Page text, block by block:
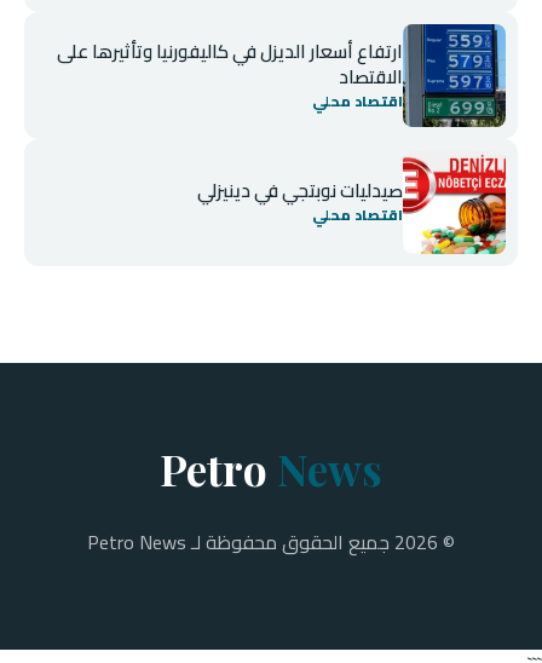
ارتفاع أسعار الديزل في كاليفورنيا وتأثيرها على
الاقتصاد
اقتصاد محلي
صيدليات نوبتجي في دينيزلي
اقتصاد محلي
Petro News
© 2026 جميع الحقوق محفوظة لـ Petro News